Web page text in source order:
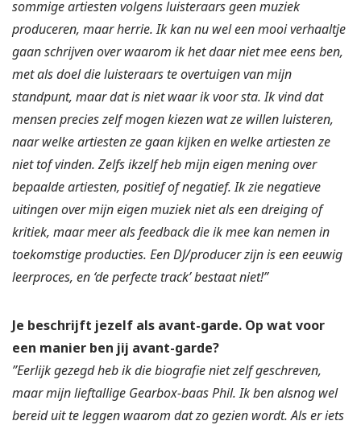
sommige artiesten volgens luisteraars geen muziek
produceren, maar herrie. Ik kan nu wel een mooi verhaaltje
gaan schrijven over waarom ik het daar niet mee eens ben,
met als doel die luisteraars te overtuigen van mijn
standpunt, maar dat is niet waar ik voor sta. Ik vind dat
mensen precies zelf mogen kiezen wat ze willen luisteren,
naar welke artiesten ze gaan kijken en welke artiesten ze
niet tof vinden. Zelfs ikzelf heb mijn eigen mening over
bepaalde artiesten, positief of negatief. Ik zie negatieve
uitingen over mijn eigen muziek niet als een dreiging of
kritiek, maar meer als feedback die ik mee kan nemen in
toekomstige producties. Een DJ/producer zijn is een eeuwig
leerproces, en ‘de perfecte track’ bestaat niet!”
Je beschrijft jezelf als avant-garde. Op wat voor
een manier ben jij avant-garde?
”Eerlijk gezegd heb ik die biografie niet zelf geschreven,
maar mijn lieftallige Gearbox-baas Phil. Ik ben alsnog wel
bereid uit te leggen waarom dat zo gezien wordt. Als er iets